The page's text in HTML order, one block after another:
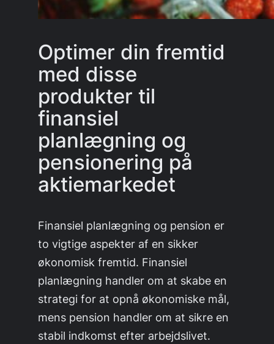
Optimer din fremtid
med disse
produkter til
finansiel
planlægning og
pensionering på
aktiemarkedet
Finansiel planlægning og pension er
to vigtige aspekter af en sikker
økonomisk fremtid. Finansiel
planlægning handler om at skabe en
strategi for at opnå økonomiske mål,
mens pension handler om at sikre en
stabil indkomst efter arbejdslivet.